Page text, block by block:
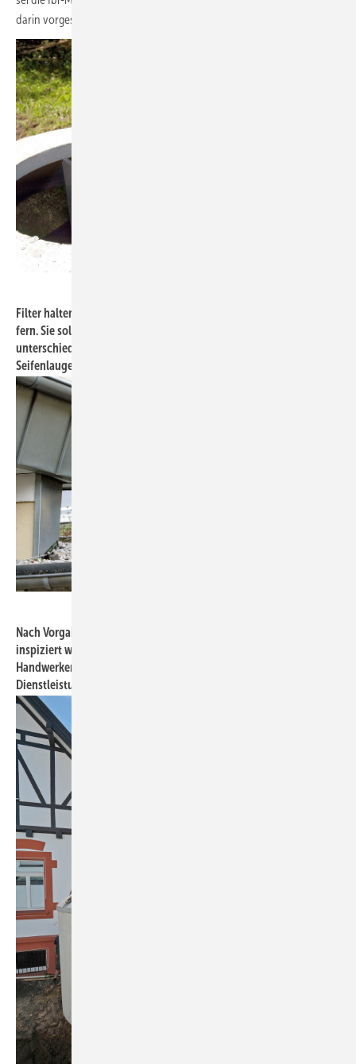
darin vorgestellt.
Filter halten Partikel ab ca. 1 mm vom gespeicherten Wasservorrat
fern. Sie sollen mehrmals jährlich, je nach Ort und Jahreszeit
unterschiedlich oft, durch den Betreiber gereinigt werden.
Seifenlauge und feine Bürste genügen dafür.
Nach Vorgabe der DIN müssen einmal jährlich alle Anlagenteile
inspiziert werden. Die Arbeitszeitkosten auf der
Handwerkerrechnung werden in der Regel als haushaltsnahe
Dienstleistung vom Finanzamt anerkannt.